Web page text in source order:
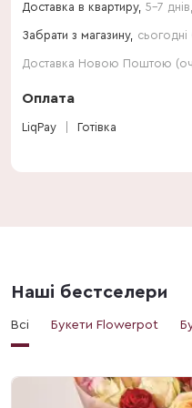
Доставка в квартиру, 5-7 днів
Забрати з магазину, сьогодні
Доставка Новою Поштою
Оплата
LiqPay Готівка
Наші бестселери
Всі Букети Flowerpot